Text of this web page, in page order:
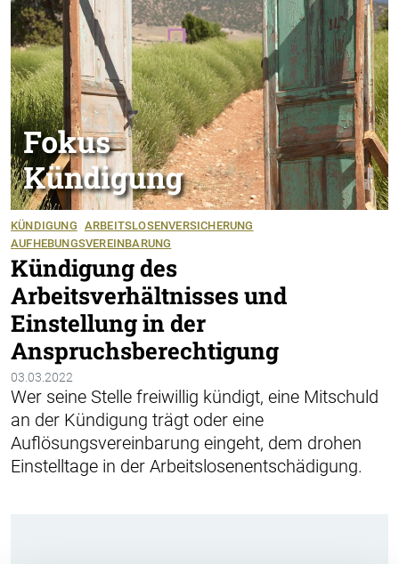
KÜNDIGUNG ARBEITSLOSENVERSICHERUNG
AUFHEBUNGSVEREINBARUNG
Kündigung des
Arbeitsverhältnisses und
Einstellung in der
Anspruchsberechtigung
03.03.2022
Wer seine Stelle freiwillig kündigt, eine Mitschuld
an der Kündigung trägt oder eine
Auflösungsvereinbarung eingeht, dem drohen
Einstelltage in der Arbeitslosenentschädigung.